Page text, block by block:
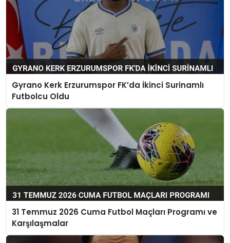
Gyrano Kerk Erzurumspor FK’da İkinci Surinamlı
Futbolcu Oldu
31 Temmuz 2026 Cuma Futbol Maçları Programı ve
Karşılaşmalar